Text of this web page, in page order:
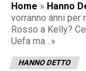
Home » Hanno
vorranno anni
Rosso a Kelly?
Uefa ma…»
HANNO DETTO